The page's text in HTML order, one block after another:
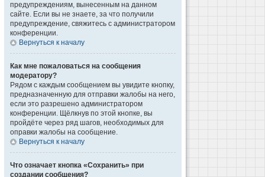
предупреждениям, вынесенным на данном
сайте. Если вы не знаете, за что получили
предупреждение, свяжитесь с администратором
конференции.
Вернуться к началу
Как мне пожаловаться на сообщения
модератору?
Рядом с каждым сообщением вы увидите кнопку,
предназначенную для отправки жалобы на него,
если это разрешено администратором
конференции. Щёлкнув по этой кнопке, вы
пройдёте через ряд шагов, необходимых для
оправки жалобы на сообщение.
Вернуться к началу
Что означает кнопка «Сохранить» при
создании сообщения?